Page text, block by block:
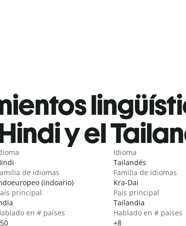
y el
de idiomas
(indoario)
principal
en # países
Idioma
Tailandés
Familia de idiomas
Kra-Dai
País principal
Tailandia
Hablado en # países
+8